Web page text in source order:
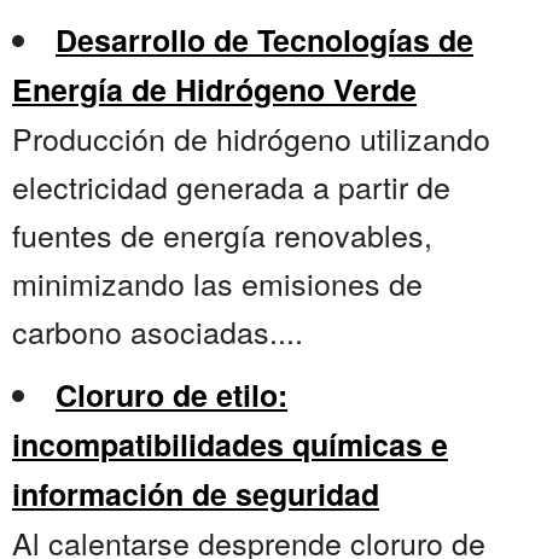
Desarrollo de Tecnologías de
Energía de Hidrógeno Verde
Producción de hidrógeno utilizando
electricidad generada a partir de
fuentes de energía renovables,
minimizando las emisiones de
carbono asociadas....
Cloruro de etilo:
incompatibilidades químicas e
información de seguridad
Al calentarse desprende cloruro de